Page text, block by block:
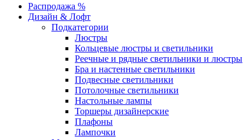
Распродажа %
Дизайн & Лофт
Подкатегории
Люстры
Кольцевые люстры и светильники
Реечные и рядные светильники и люстры
Бра и настенные светильники
Подвесные светильники
Потолочные светильники
Настольные лампы
Торшеры дизайнерские
Плафоны
Лампочки